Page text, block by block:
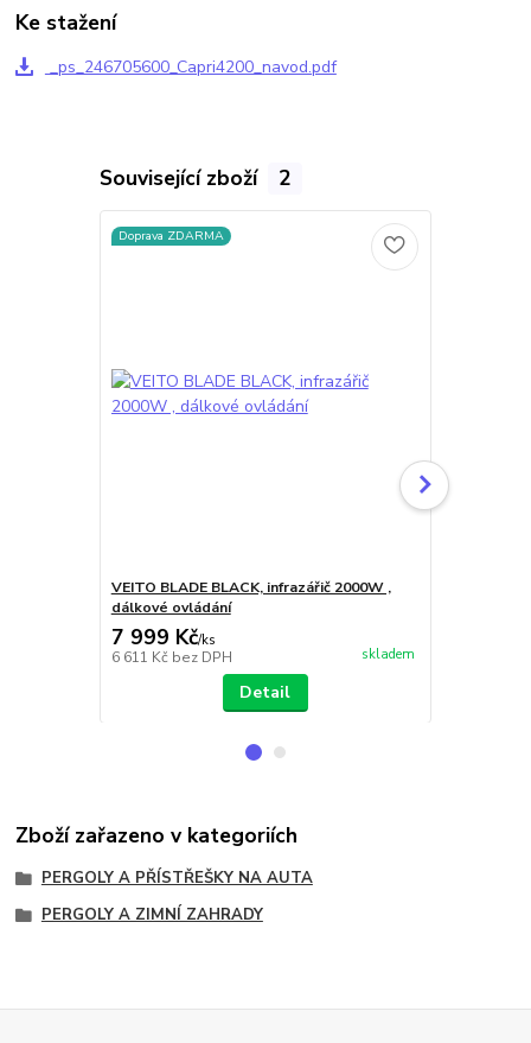
Ke stažení
_ps_246705600_Capri4200_navod.pdf
Související zboží 2
Doprava ZDARMA
VEITO BLADE BLACK, infrazářič 2000W ,
dálkové ovládání
7 999 Kč/ks
6 611 Kč bez DPH skladem
Detail
Zboží zařazeno v kategoriích
PERGOLY A PŘÍSTŘEŠKY NA AUTA
PERGOLY A ZIMNÍ ZAHRADY